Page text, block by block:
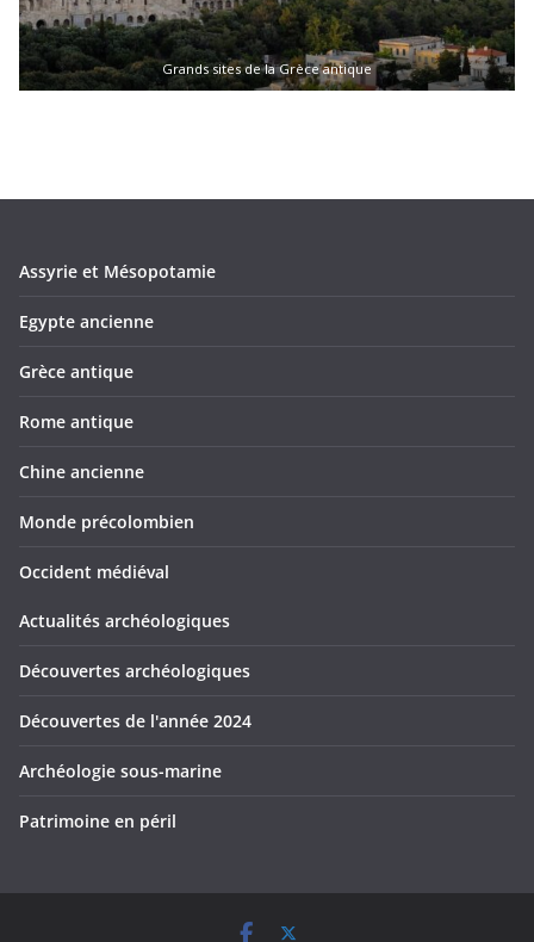
Grands sites de la Grèce antique
Assyrie et Mésopotamie
Egypte ancienne
Grèce antique
Rome antique
Chine ancienne
Monde précolombien
Occident médiéval
Actualités archéologiques
Découvertes archéologiques
Découvertes de l'année 2024
Archéologie sous-marine
Patrimoine en péril